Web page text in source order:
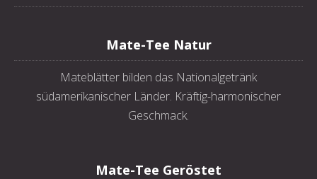
Mate-Tee Natur
Mateblätter bilden das Nationalgetränk
südamerikanischer Länder. Kräftig-harmonischer
Geschmack.
Mate-Tee Geröstet